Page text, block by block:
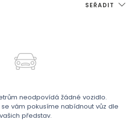
SEŘADIT
neodpovídá žádné vozidlo.
vám pokusíme nabídnout vůz dle
vašich představ.